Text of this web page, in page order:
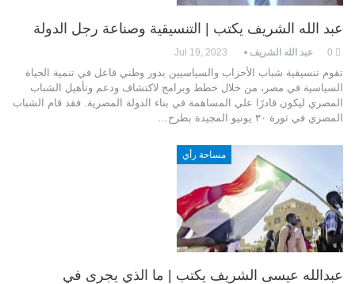
عبد الله الشريف يكتب | التنسيقية وصناعة رجل الدولة
عبد الله الشريف Jul 19, 2023
تقوم تنسيقية شباب الأحزاب والسياسيين بدور وطني فاعل في تنمية الحياة
السياسية في مصر، من خلال خطط وبرامج لاكتشاف ودعم وتأهيل الشباب
المصري ليكون قادرًا علي المساهمة في بناء الدولة المصرية. فقد قام الشباب
المصري في ثورة ٣٠ يونيو المجيدة بطرح…
مساحة رأي
عبدالله عيسى الشريف يكتب | ما الذي يجرى في